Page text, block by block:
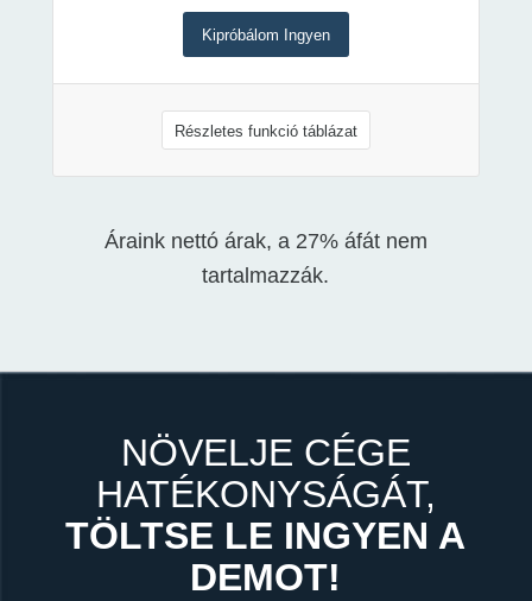
Kipróbálom Ingyen
Részletes funkció táblázat
Áraink nettó árak, a 27% áfát nem
tartalmazzák.
NÖVELJE CÉGE
HATÉKONYSÁGÁT,
TÖLTSE LE INGYEN A
DEMOT!